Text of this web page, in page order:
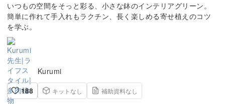
いつもの空間をそっと彩る、小さな鉢のインテリアグリーン。
簡単に作れて手入れもラクチン、長く楽しめる寄せ植えのコツ
を学ぶ。
Kurumi
188
キットなし 補助資料なし